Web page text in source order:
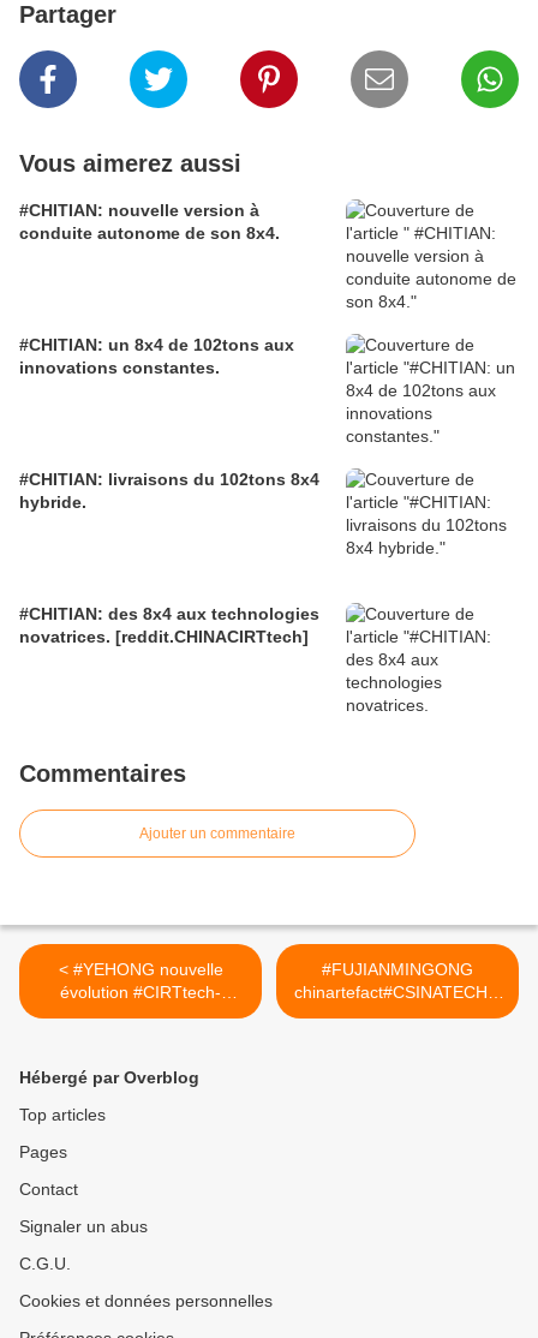
Partager
Vous aimerez aussi
#CHITIAN: nouvelle version à
conduite autonome de son 8x4.
#CHITIAN: un 8x4 de 102tons aux
innovations constantes.
#CHITIAN: livraisons du 102tons 8x4
hybride.
#CHITIAN: des 8x4 aux technologies
novatrices. [reddit.CHINACIRTtech]
Commentaires
Ajouter un commentaire
< #YEHONG nouvelle
évolution #CIRTtech-
YouTube.posts
#FUJIANMINGONG
chinartefact#CSINATECH4.
02025 >
Hébergé par Overblog
Top articles
Pages
Contact
Signaler un abus
C.G.U.
Cookies et données personnelles